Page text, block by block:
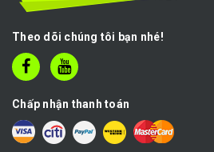
Theo dõi chúng tôi bạn nhé!
Chấp nhận thanh toán